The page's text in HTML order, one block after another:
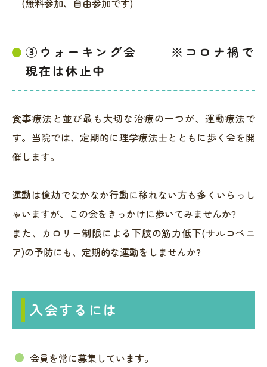
(無料参加、自由参加です)
③ウォーキング会 ※コロナ禍で
現在は休止中
食事療法と並び最も大切な治療の一つが、運動療法で
す。当院では、定期的に理学療法士とともに歩く会を開
催します。
運動は億劫でなかなか行動に移れない方も多くいらっし
ゃいますが、この会をきっかけに歩いてみませんか?
また、カロリー制限による下肢の筋力低下(サルコペニ
ア)の予防にも、定期的な運動をしませんか?
入会するには
会員を常に募集しています。